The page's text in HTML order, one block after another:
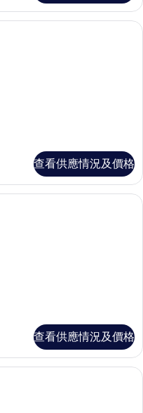
查看供應情況及價格
查看供應情況及價格